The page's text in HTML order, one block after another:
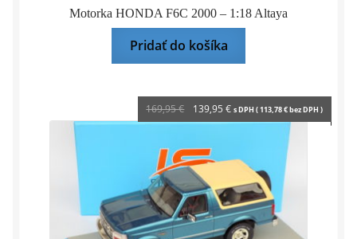
Motorka HONDA F6C 2000 – 1:18 Altaya
Pridať do košíka
169,95€
Pôvodná
cena
169,95 €.
139,95 €Aktuálna
cena
s DPH (113,78€bez DPH )